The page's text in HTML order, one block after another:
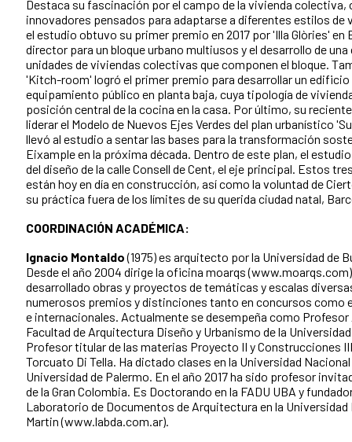
Destaca su fascinación por el campo de la vivienda colectiva,
innovadores pensados para adaptarse a diferentes estilos de
el estudio obtuvo su primer premio en 2017 por 'Illa Glòries' en
director para un bloque urbano multiusos y el desarrollo de
unidades de viviendas colectivas que componen el bloque.
'Kitch-room' logró el primer premio para desarrollar un edificio
equipamiento público en planta baja, cuya tipología de
posición central de la cocina en la casa. Por último, su
liderar el Modelo de Nuevos Ejes Verdes del plan urbanístico
llevó al estudio a sentar las bases para la transformación
Eixample en la próxima década. Dentro de este plan, el
del diseño de la calle Consell de Cent, el eje principal. Estos
están hoy en día en construcción, así como la voluntad de
su práctica fuera de los límites de su querida ciudad natal,
COORDINACIÓN ACADÉMICA:
Ignacio Montaldo(1975) es arquitecto por la Universidad de
Desde el año 2004 dirige la oficina moarqs
desarrollado obras y proyectos de temáticas y escalas
numerosos premios y distinciones tanto en concursos como
e internacionales. Actualmente se desempeña como Profesor
Facultad de Arquitectura Diseño y Urbanismo de la
Profesor titular de las materias Proyecto II y Construcciones
Torcuato Di Tella. Ha dictado clases en la Universidad Nacional
Universidad de Palermo. En el año 2017 ha sido profesor
de la Gran Colombia. Es Doctorando en la FADU UBA y
Laboratorio de Documentos de Arquitectura en la Universidad
Martin (www.labda.com.ar).